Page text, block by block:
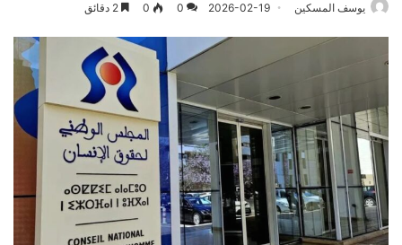
يوسف المسكين 2026-02-19
0
0